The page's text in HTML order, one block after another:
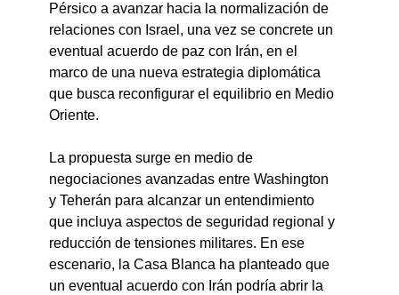
Pérsico a avanzar hacia la normalización de
relaciones con Israel, una vez se concrete un
eventual acuerdo de paz con Irán, en el
marco de una nueva estrategia diplomática
que busca reconfigurar el equilibrio en Medio
Oriente.
La propuesta surge en medio de
negociaciones avanzadas entre Washington
y Teherán para alcanzar un entendimiento
que incluya aspectos de seguridad regional y
reducción de tensiones militares. En ese
escenario, la Casa Blanca ha planteado que
un eventual acuerdo con Irán podría abrir la